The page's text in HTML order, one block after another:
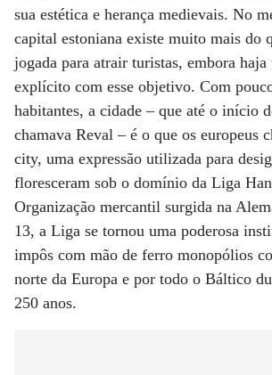
sua estética e herança medievais. No
capital estoniana existe muito mais do
jogada para atrair turistas, embora
explícito com esse objetivo. Com
habitantes, a cidade – que até o início
chamava Reval – é o que os europeus
city, uma expressão utilizada para
floresceram sob o domínio da Liga
Organização mercantil surgida na
13, a Liga se tornou uma poderosa
impôs com mão de ferro monopólios
norte da Europa e por todo o Báltico
250 anos.